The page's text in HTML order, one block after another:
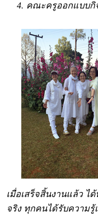
คณะครูออกแบบกิ
เมื่อเสร็จสิ้นงานแล้ว ไ
จริง ทุกคนได้รับความ